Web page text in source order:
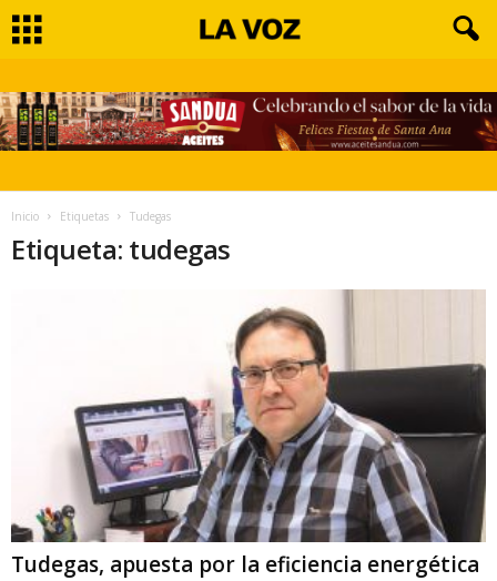
Inicio Etiquetas Tudegas
Etiqueta: tudegas
Tudegas, apuesta por la eficiencia energética